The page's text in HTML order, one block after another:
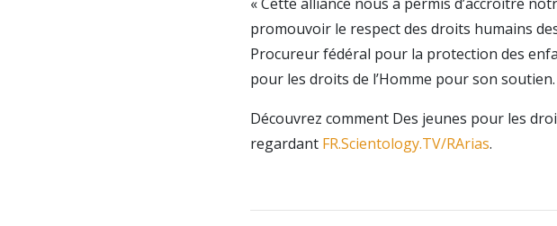
« Cette alliance nous a permis d’accroître
promouvoir le respect des droits humains
Procureur fédéral pour la protection des
pour les droits de l’Homme pour son soutien.
Découvrez comment Des jeunes pour les
regardant FR.Scientology.TV/RArias.